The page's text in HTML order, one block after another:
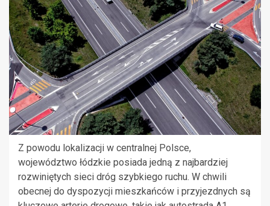
Z powodu lokalizacji w centralnej Polsce,
województwo łódzkie posiada jedną z najbardziej
rozwiniętych sieci dróg szybkiego ruchu. W chwili
obecnej do dyspozycji mieszkańców i przyjezdnych są